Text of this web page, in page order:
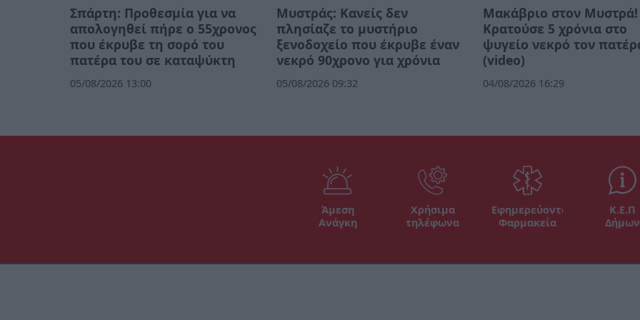
Σπάρτη: Προθεσμία για να
απολογηθεί πήρε ο 55χρονος
που έκρυβε τη σορό του
πατέρα του σε καταψύκτη
05/08/2026 13:00
Mυστράς: Κανείς δεν
πλησίαζε το μυστήριο
ξενοδοχείο που έκρυβε έναν
νεκρό 90χρονο για χρόνια
05/08/2026 09:32
Μακάβριο στον Μυστρά!
Κρατούσε 5 χρόνια στο
ψυγείο νεκρό τον
(video)
04/08/2026 16:29
Άμεση
Ανάγκη
Χρήσιμα
τηλέφωνα
Εφημερεύοντα
Φαρμακεία
Κ.Ε.Π
Δήμων